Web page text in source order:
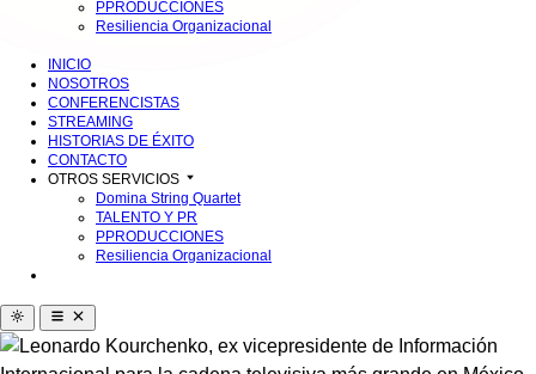
PPRODUCCIONES
Resiliencia Organizacional
INICIO
NOSOTROS
CONFERENCISTAS
STREAMING
HISTORIAS DE ÉXITO
CONTACTO
OTROS SERVICIOS
Domina String Quartet
TALENTO Y PR
PPRODUCCIONES
Resiliencia Organizacional